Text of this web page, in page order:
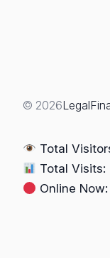
© 2026
Total
Total Visits:
Online